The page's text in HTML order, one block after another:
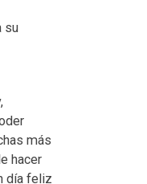
su
más
hacer
día feliz